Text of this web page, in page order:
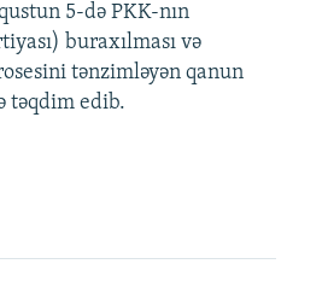
360p 480p
1080p
360p
480p
5-də PKK-nın
buraxılması və
tənzimləyən qanun
təqdim edib.